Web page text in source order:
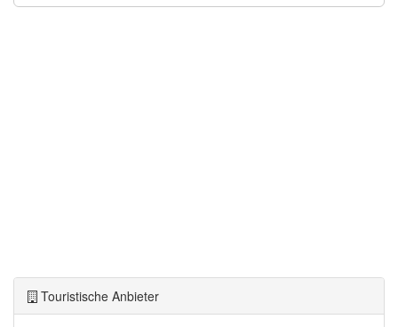
Touristische Anbieter